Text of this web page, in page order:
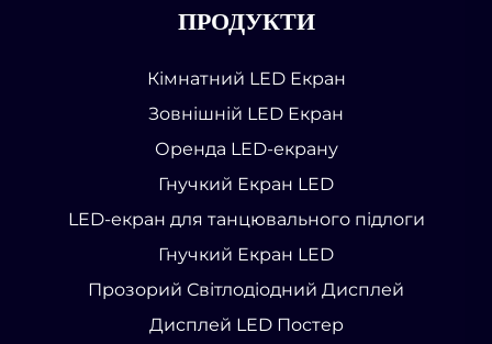
ПРОДУКТИ
Кімнатний LED Екран
Зовнішній LED Екран
Оренда LED-екрану
Гнучкий Екран LED
LED-екран для танцювального підлоги
Гнучкий Екран LED
Прозорий Світлодіодний Дисплей
Дисплей LED Постер